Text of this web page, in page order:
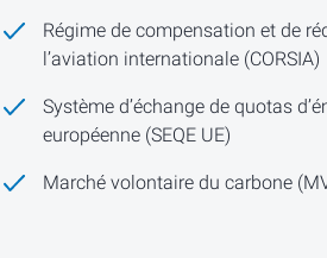
Régime de compensation et de
l’aviation internationale (CORSIA)
Système d’échange de quotas
européenne (SEQE UE)
Marché volontaire du carbone